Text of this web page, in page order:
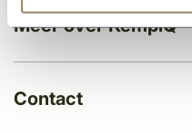
Meer over KempíQ
Contact